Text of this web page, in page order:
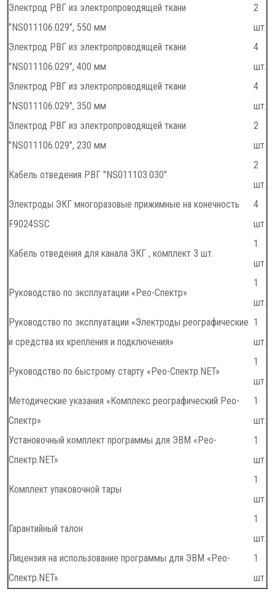
Электрод РВГ из электропроводящей ткани
"NS011106.029", 550 мм
2
шт.
Электрод РВГ из электропроводящей ткани
"NS011106.029", 400 мм
4
шт.
Электрод РВГ из электропроводящей ткани
"NS011106.029", 350 мм
4
шт.
Электрод РВГ из электропроводящей ткани
"NS011106.029", 230 мм
2
шт.
Кабель отведения РВГ "NS011103.030"
2
шт.
Электроды ЭКГ многоразовые прижимные на конечность
F9024SSC
4
шт.
Кабель отведения для канала ЭКГ , комплект 3 шт.
1
шт.
Руководство по эксплуатации «Рео-Спектр»
1
шт.
Руководство по эксплуатации «Электроды реографические
и средства их крепления и подключения»
1
шт.
Руководство по быстрому старту «Рео-Спектр.NET»
1
шт.
Методические указания «Комплекс реографический Рео-
Спектр»
1
шт.
Установочный комплект программы для ЭВМ «Рео-
Спектр.NET»
1
шт.
Комплект упаковочной тары
1
шт.
Гарантийный талон
1
шт.
Лицензия на использование программы для ЭВМ «Рео-
Спектр.NET»
1
шт.